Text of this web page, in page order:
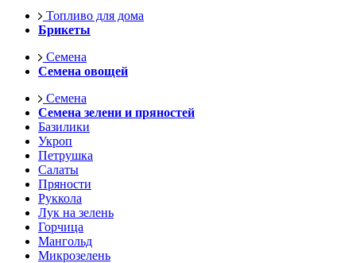
Топливо для дома
Брикеты
Семена
Семена овощей
Семена
Семена зелени и пряностей
Базилики
Укроп
Петрушка
Салаты
Пряности
Руккола
Лук на зелень
Горчица
Мангольд
Микрозелень